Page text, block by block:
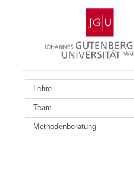
Gutenberg-
Universität
Mainz
Lehre
Team
Methodenberatung